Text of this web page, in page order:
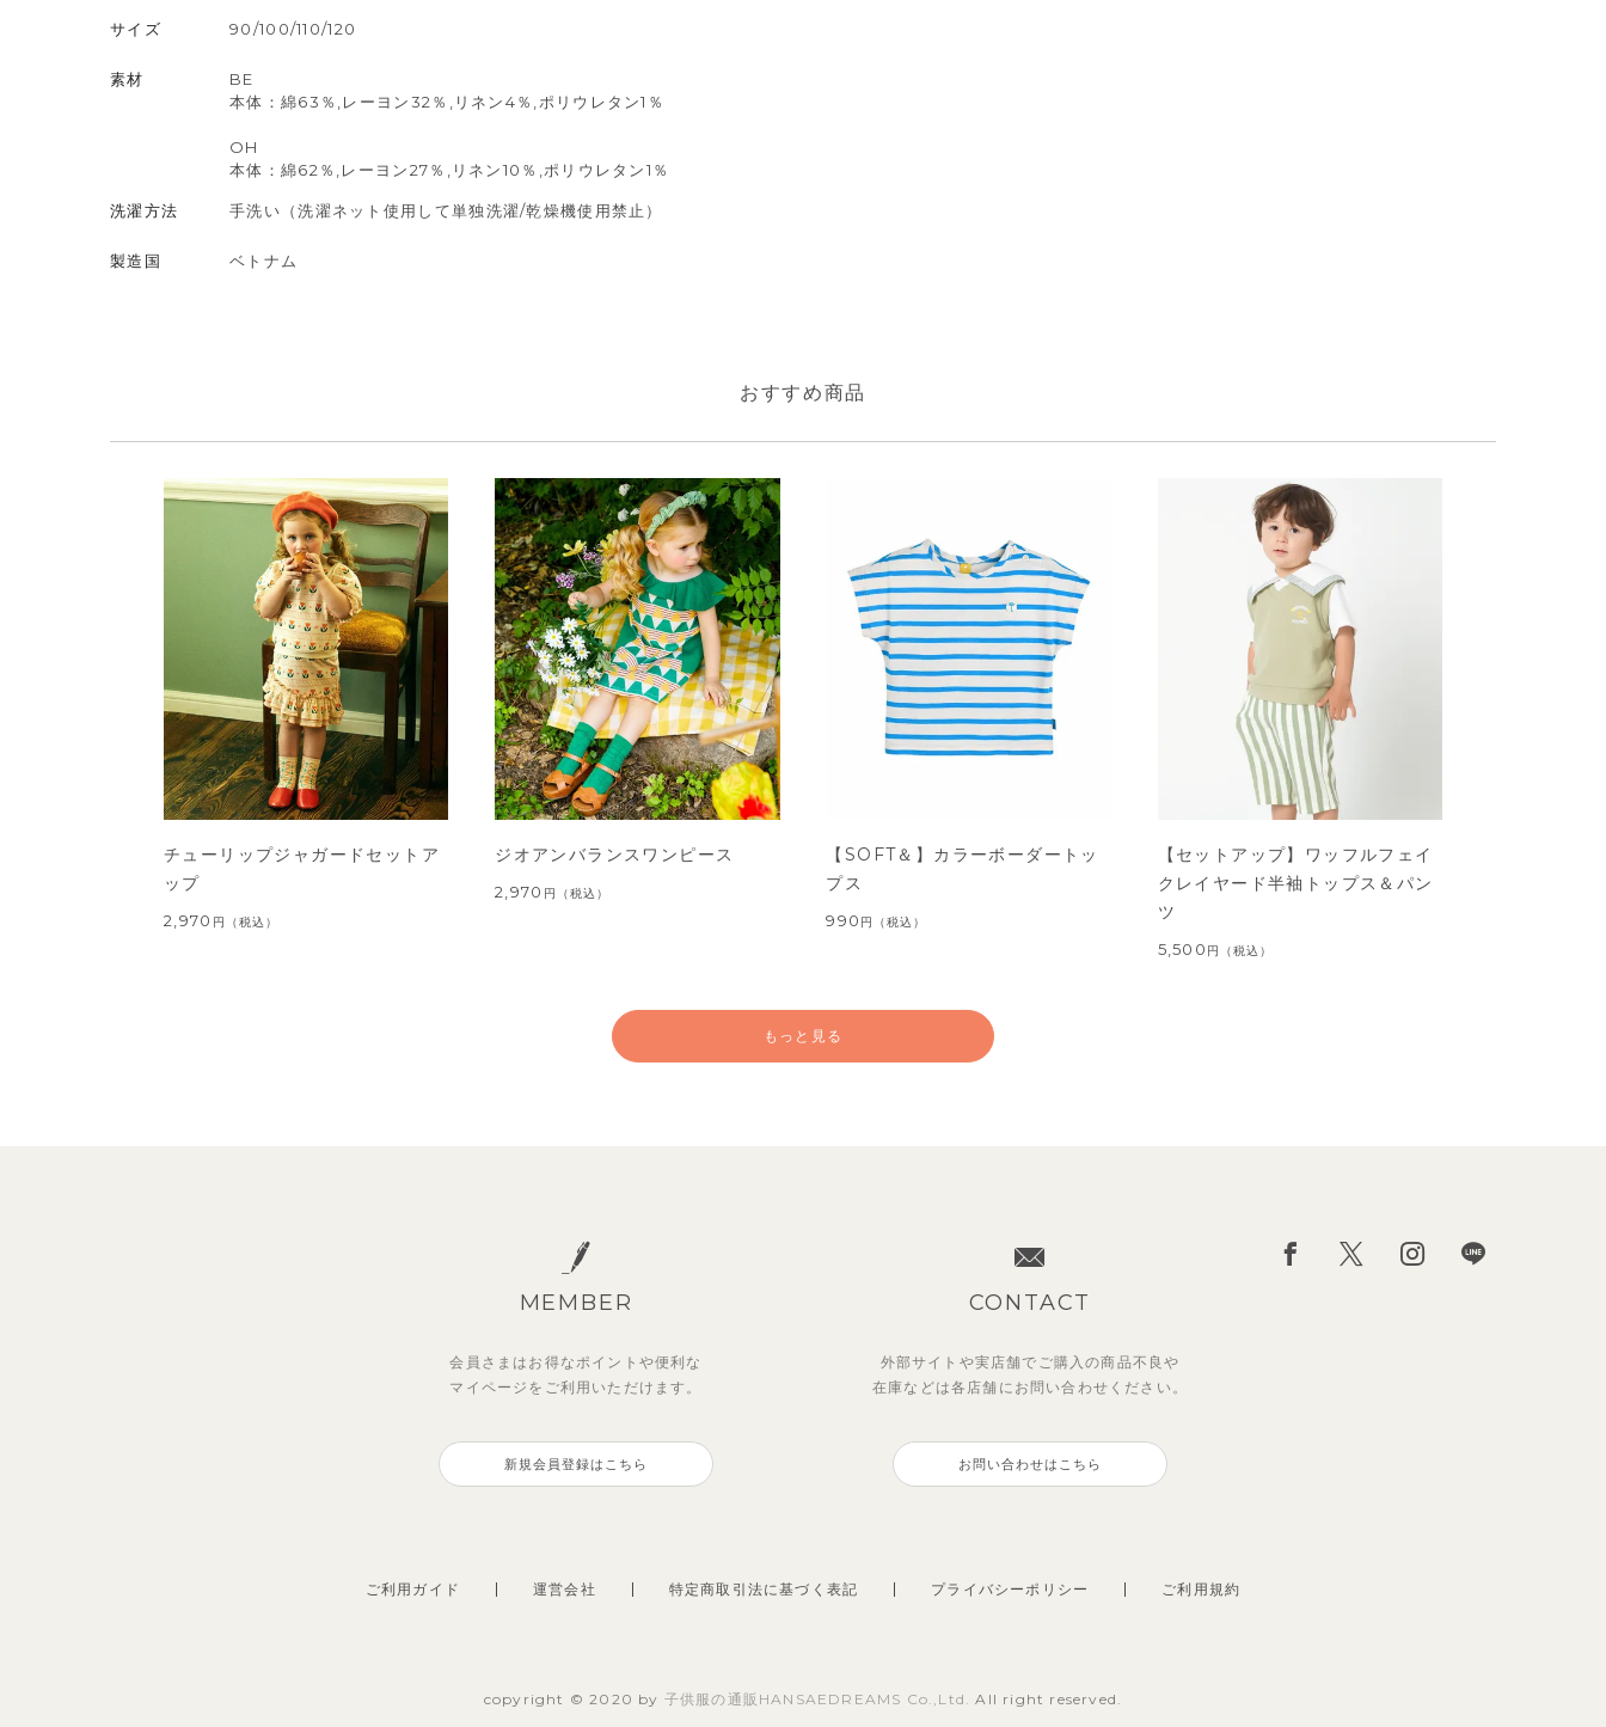
サイズ 90/100/110/120
素材
BE
本体：綿63％,レーヨン32％,リネン4％,ポリウレタン1％
OH
本体：綿62％,レーヨン27％,リネン10％,ポリウレタン1％
洗濯方法 手洗い（洗濯ネット使用して単独洗濯/乾燥機使用禁止）
製造国 ベトナム
おすすめ商品
チューリップジャガードセットア
ップ
2,970 円 （税込）
ジオアンバランスワンピース
2,970 円 （税込）
【SOFT＆】カラーボーダートッ
プス
990 円 （税込）
【セットアップ】ワッフルフェイ
クレイヤード半袖トップス＆パン
ツ
5,500 円 （税込）
ドパンツ
（税込） 2,970
2,970円（税込）
トアップ
ス
もっと見る
MEMBER
会員さまはお得なポイントや便利な
マイページを ご利用いただけます。
新規会員登録はこちら
CONTACT
外部サイトや実店舗でご購入の商品不良や
在庫などは各店舗に お問い合わせください。
お問い合わせはこちら
ご利用ガイド 運営会社 特定商取引法に基づく表記 プライバシーポリシー ご利用規約
copyright © 2020 by 子供服の通販HANSAEDREAMS Co.,Ltd.All right reserved.